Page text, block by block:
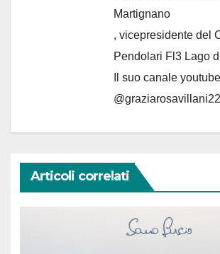
Martignano
, vicepresidente del
Pendolari Fl3 Lago
Il suo canale
Articoli correlati